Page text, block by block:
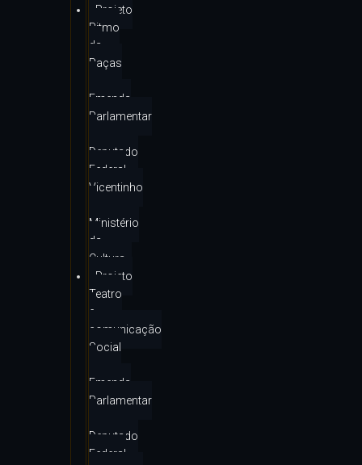
Projeto
Ritmo
da
Raças
Emenda
Parlamentar
Deputado
Federal
Vicentinho
Ministério
da
Cultura
Projeto
Teatro
e
comunicação
Social
Emenda
Parlamentar
Deputado
Federal